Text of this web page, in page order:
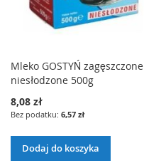
Mleko GOSTYŃ zagęszczone
niesłodzone 500g
8,08 zł
6,57 zł
Dodaj do koszyka